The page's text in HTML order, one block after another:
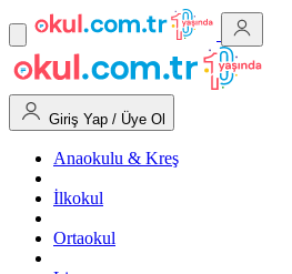
Giriş Yap / Üye Ol
Anaokulu & Kreş
İlkokul
Ortaokul